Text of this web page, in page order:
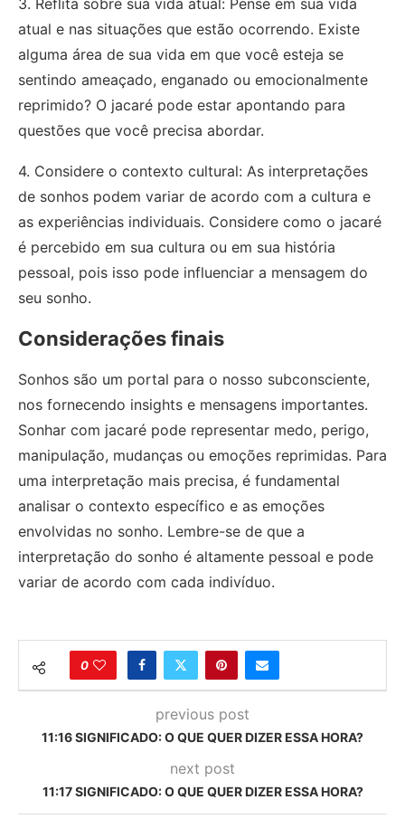
3. Reflita sobre sua vida atual: Pense em sua vida
atual e nas situações que estão ocorrendo. Existe
alguma área de sua vida em que você esteja se
sentindo ameaçado, enganado ou emocionalmente
reprimido? O jacaré pode estar apontando para
questões que você precisa abordar.
4. Considere o contexto cultural: As interpretações
de sonhos podem variar de acordo com a cultura e
as experiências individuais. Considere como o jacaré
é percebido em sua cultura ou em sua história
pessoal, pois isso pode influenciar a mensagem do
seu sonho.
Considerações finais
Sonhos são um portal para o nosso subconsciente,
nos fornecendo insights e mensagens importantes.
Sonhar com jacaré pode representar medo, perigo,
manipulação, mudanças ou emoções reprimidas. Para
uma interpretação mais precisa, é fundamental
analisar o contexto específico e as emoções
envolvidas no sonho. Lembre-se de que a
interpretação do sonho é altamente pessoal e pode
variar de acordo com cada indivíduo.
0
previous post
11:16 SIGNIFICADO: O QUE QUER DIZER ESSA HORA?
next post
11:17 SIGNIFICADO: O QUE QUER DIZER ESSA HORA?